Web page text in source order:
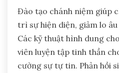
Đào tạo chánh niệm giúp
trì sự hiện diện, giảm lo
Các kỹ thuật hình dung
viên luyện tập tinh thần
cường sự tự tin. Phản hồi